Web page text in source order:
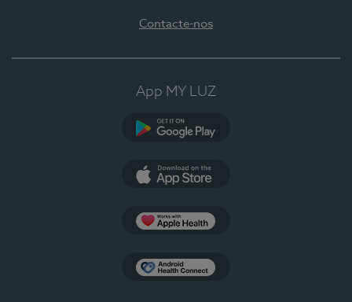
Contacte-nos
App MY LUZ